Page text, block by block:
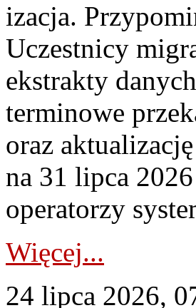
izacja.
Uczestnicy
ekstrakty
terminowe
oraz
na 31 lipca
operatorzy
Więcej...
24 lipca 2026,